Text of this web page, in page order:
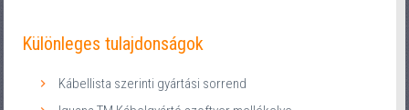
Különleges tulajdonságok
Kábellista szerinti gyártási sorrend